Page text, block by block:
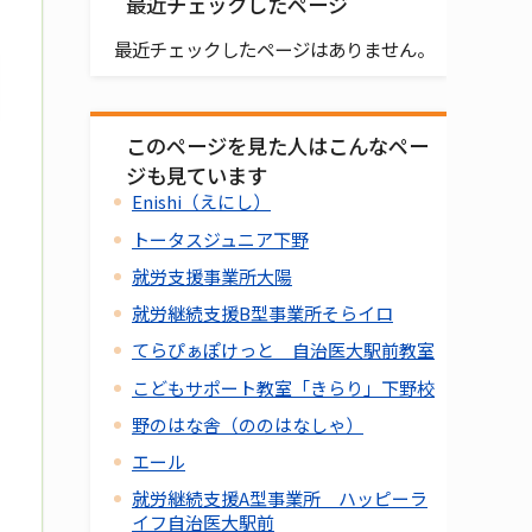
最近チェックしたページはありません。
このページを見た人はこんなペー
ジも見ています
Enishi（えにし）
トータスジュニア下野
就労支援事業所大陽
就労継続支援B型事業所そらイロ
てらぴぁぽけっと 自治医大駅前教室
こどもサポート教室「きらり」下野校
野のはな舎（ののはなしゃ）
エール
就労継続支援A型事業所 ハッピーラ
イフ自治医大駅前